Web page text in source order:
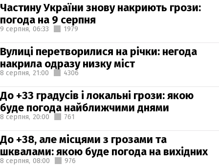
Частину України знову накриють грози:
погода на 9 серпня
9 серпня, 06:33 1979
Вулиці перетворилися на річки: негода
накрила одразу низку міст
8 серпня, 21:00 4306
До +33 градусів і локальні грози: якою
буде погода найближчими днями
8 серпня, 20:00 761
До +38, але місцями з грозами та
шквалами: якою буде погода на вихідних
8 серпня, 08:00 976